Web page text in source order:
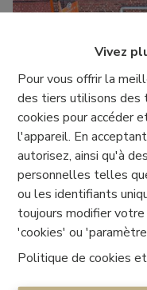
Vivez
Pour vous offrir la
des tiers utilisons
cookies pour accéder
l'appareil. En
autorisez, ainsi qu'à
personnelles telles
ou les identifiants
toujours modifier
'cookies' ou
Politique de cookies et
Maison
Rue de Roinge 10,
€ 80.000
2 1 60